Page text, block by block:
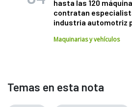
hasta las 120
contratan
industria automotriz
Maquinarias y vehículos
Temas en esta nota